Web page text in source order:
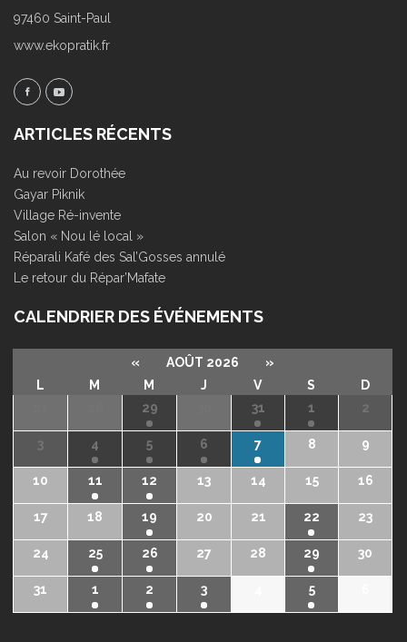
97460 Saint-Paul
www.ekopratik.fr
ARTICLES RÉCENTS
Au revoir Dorothée
Gayar Piknik
Village Ré-invente
Salon « Nou lé local »
Réparali Kafé des Sal’Gosses annulé
Le retour du Répar’Mafate
CALENDRIER DES ÉVÉNEMENTS
« AOÛT 2026
»
L
M M J V S
D
29 31 1 2
3 4 5 6 7 8 9
10 11 12 13 14 15 16
17 18 19 20 21 22 23
24 25 26 27 28 29 30
31 1 2 3 5